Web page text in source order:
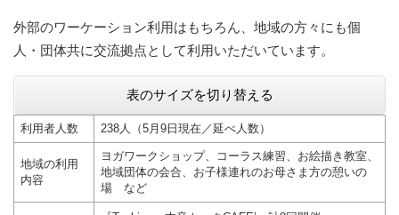
外部のワーケーション利用はもちろん、地域の方々にも個
人・団体共に交流拠点として利用いただいています。
表のサイズを切り替える
利用者人数 238人（5月9日現在／延べ人数）
地域の利用
内容
ヨガワークショップ、コーラス練習、お絵描き教室、
地域団体の会合、お子様連れのお母さま方の憩いの
場 など